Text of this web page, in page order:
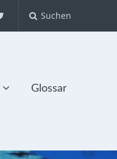
Suchen
Glossar